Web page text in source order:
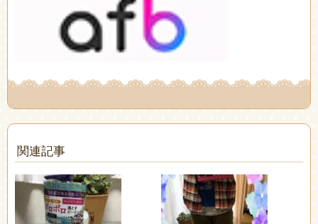
関連記事